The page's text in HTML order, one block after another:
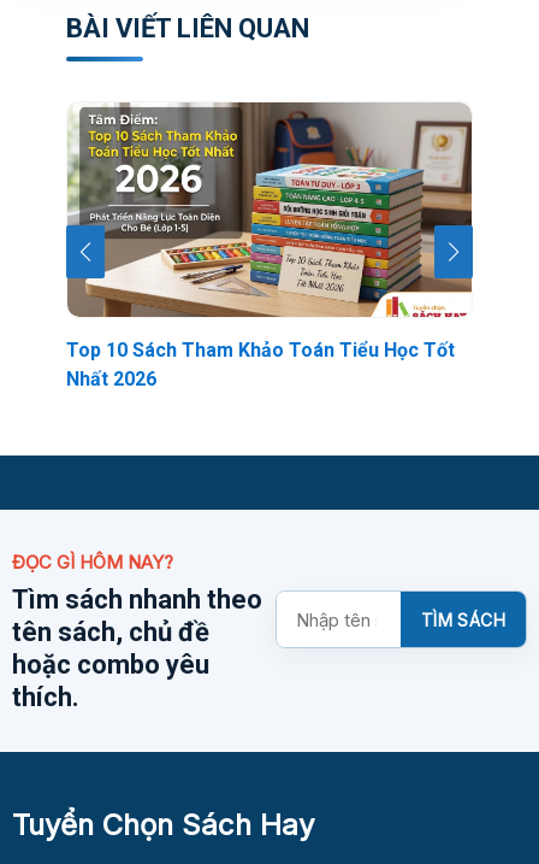
BÀI VIẾT LIÊN QUAN
Top 10 Sách Tham Khảo Toán Tiểu Học Tốt
Nhất 2026
ĐỌC GÌ HÔM NAY?
Tìm sách nhanh theo
tên sách, chủ đề
hoặc combo yêu
thích.
kiếm
sách
TÌM SÁCH
Tuyển Chọn Sách Hay